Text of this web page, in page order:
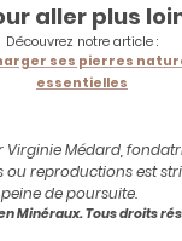
aller plus
Découvrez notre article :
ses pierres
essentielles
Virginie Médard,
ou reproductions est
de poursuite.
Minéraux. Tous droits